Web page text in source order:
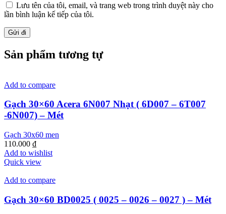
Lưu tên của tôi, email, và trang web trong trình duyệt này cho
lần bình luận kế tiếp của tôi.
Sản phẩm tương tự
Add to compare
Gạch 30×60 Acera 6N007 Nhạt ( 6D007 – 6T007
-6N007) – Mét
Gạch 30x60 men
110.000 ₫
Add to wishlist
Quick view
Add to compare
Gạch 30×60 BD0025 ( 0025 – 0026 – 0027 ) – Mét